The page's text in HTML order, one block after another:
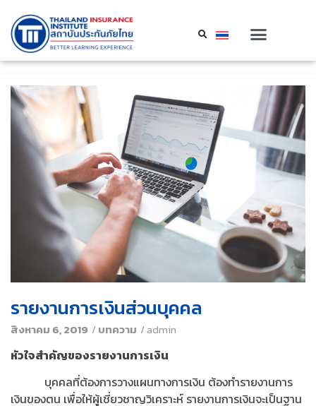
รายงานการเงินส่วนบุคคล
สิงหาคม 6, 2019 /บทความ /admin
หัวใจสำคัญของรายงานการเงิน
บุคคลที่ต้องการวางแผนทางการเงิน ต้องทำรายงานการ
เงินของตน เพื่อให้ผู้เชี่ยวชาญวิเคราะห์ รายงานการเงินจะเป็นฐาน